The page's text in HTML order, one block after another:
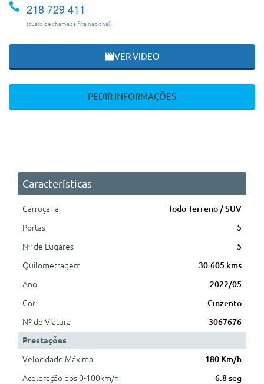
218 729 411
(custo de chamada fixa nacional)
VER VIDEO
PEDIR INFORMAÇÕES
Características
Carroçaria
Todo Terreno / SUV
Portas
5
Nº de Lugares
5
Quilometragem
30.605 kms
Ano
2022/05
Cor
Cinzento
Nº de Viatura
3067676
Prestações
Velocidade Máxima
180 Km/h
Aceleração dos 0-100km/h
6.8 seg